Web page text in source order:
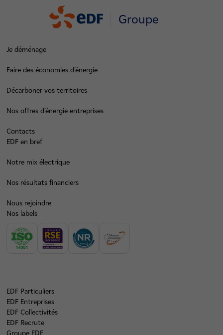
Groupe
Je déménage
Faire des économies d’énergie
Décarboner vos territoires
Nos offres d’énergie entreprises
Contacts
EDF en bref
Notre mix électrique
Nos résultats financiers
Nous rejoindre
Nos labels
EDF Particuliers
EDF Entreprises
EDF Collectivités
EDF Recrute
Groupe EDF